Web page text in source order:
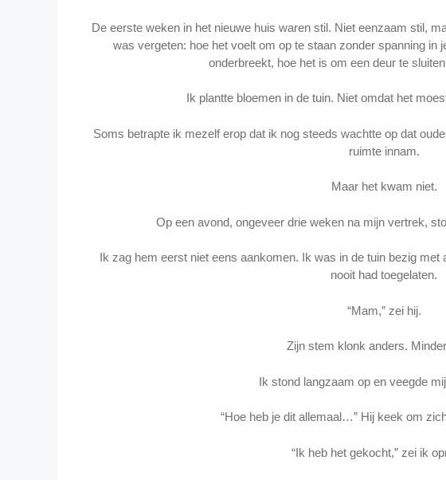
De eerste weken in het nieuwe huis waren stil. Niet eenzaam stil,
was vergeten: hoe het voelt om op te staan zonder spanning in
onderbreekt, hoe het is om een deur te
Ik plantte bloemen in de tuin. Niet omdat het
Soms betrapte ik mezelf erop dat ik nog steeds wachtte op dat
ruimte innam.
Maar het kwam niet.
Op een avond, ongeveer drie weken na mijn vertrek,
Ik zag hem eerst niet eens aankomen. Ik was in de tuin bezig
nooit had toegelaten.
“Mam,” zei hij.
Zijn stem klonk anders.
Ik stond langzaam op en veegde
“Hoe heb je dit allemaal…” Hij keek om
“Ik heb het gekocht,” zei ik